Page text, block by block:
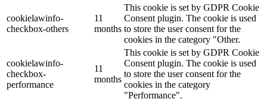
cookielawinfo-
checkbox-others
11
months
This cookie is set by GDPR Cookie
Consent plugin. The cookie is used
to store the user consent for the
cookies in the category "Other.
cookielawinfo-
checkbox-
performance
11
months
This cookie is set by GDPR Cookie
Consent plugin. The cookie is used
to store the user consent for the
cookies in the category
"Performance".